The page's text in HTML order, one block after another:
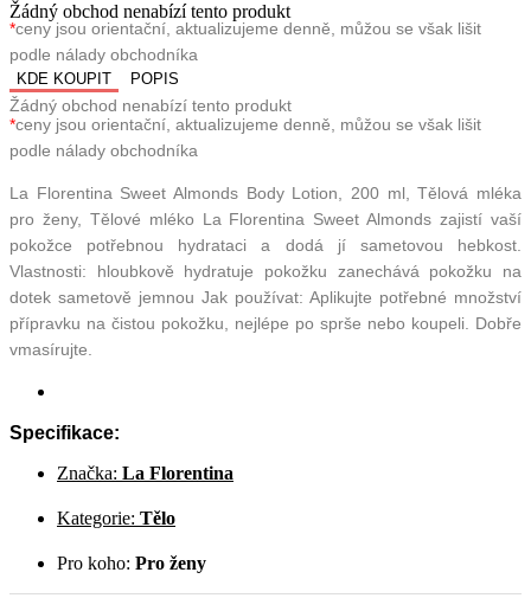
Žádný obchod nenabízí tento produkt
*ceny jsou orientační, aktualizujeme denně, můžou se však lišit
podle nálady obchodníka
KDE KOUPIT POPIS
Žádný obchod nenabízí tento produkt
*ceny jsou orientační, aktualizujeme denně, můžou se však lišit
podle nálady obchodníka
La Florentina Sweet Almonds Body Lotion, 200 ml, Tělová mléka
pro ženy, Tělové mléko La Florentina Sweet Almonds zajistí vaší
pokožce potřebnou hydrataci a dodá jí sametovou hebkost.
Vlastnosti: hloubkově hydratuje pokožku zanechává pokožku na
dotek sametově jemnou Jak používat: Aplikujte potřebné množství
přípravku na čistou pokožku, nejlépe po sprše nebo koupeli. Dobře
vmasírujte.
Specifikace:
Značka: La Florentina
Kategorie: Tělo
Pro koho: Pro ženy